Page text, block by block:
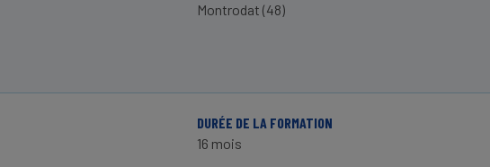
Montrodat (48)
DURÉE DE LA FORMATION
16 mois